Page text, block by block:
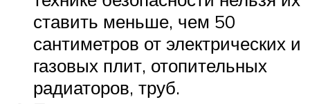
ставить меньше, чем 50
сантиметров от электрических и
газовых плит, отопительных
радиаторов, труб.